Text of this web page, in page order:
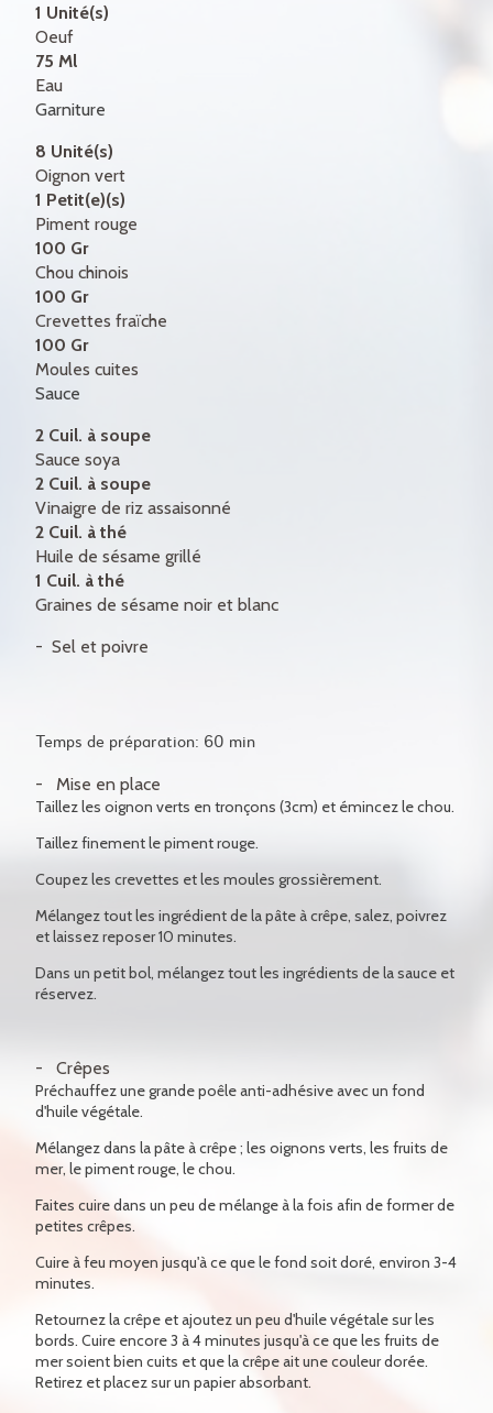
1 Unité(s)
Oeuf
75 Ml
Eau
Garniture
8 Unité(s)
Oignon vert
1 Petit(e)(s)
Piment rouge
100 Gr
Chou chinois
100 Gr
Crevettes fraïche
100 Gr
Moules cuites
Sauce
2 Cuil. à soupe
Sauce soya
2 Cuil. à soupe
Vinaigre de riz assaisonné
2 Cuil. à thé
Huile de sésame grillé
1 Cuil. à thé
Graines de sésame noir et blanc
Sel et poivre
Temps de préparation: 60 min
Mise en place
Taillez les oignon verts en tronçons (3cm) et émincez le chou.
Taillez finement le piment rouge.
Coupez les crevettes et les moules grossièrement.
Mélangez tout les ingrédient de la pâte à crêpe, salez, poivrez
et laissez reposer 10 minutes.
Dans un petit bol, mélangez tout les ingrédients de la sauce et
réservez.
Crêpes
Préchauffez une grande poêle anti-adhésive avec un fond
d'huile végétale.
Mélangez dans la pâte à crêpe ; les oignons verts, les fruits de
mer, le piment rouge, le chou.
Faites cuire dans un peu de mélange à la fois afin de former de
petites crêpes.
Cuire à feu moyen jusqu'à ce que le fond soit doré, environ 3-4
minutes.
Retournez la crêpe et ajoutez un peu d'huile végétale sur les
bords. Cuire encore 3 à 4 minutes jusqu'à ce que les fruits de
mer soient bien cuits et que la crêpe ait une couleur dorée.
Retirez et placez sur un papier absorbant.